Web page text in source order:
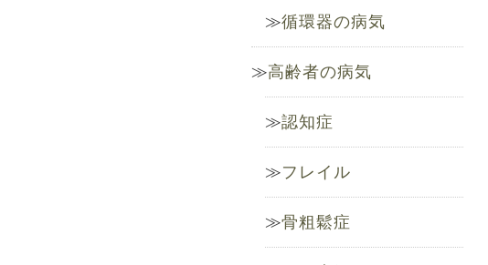
循環器の病気
高齢者の病気
認知症
フレイル
骨粗鬆症